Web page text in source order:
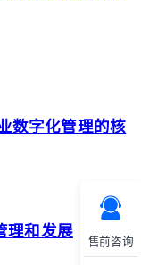
售前咨询
数字化管理的核
理和发展